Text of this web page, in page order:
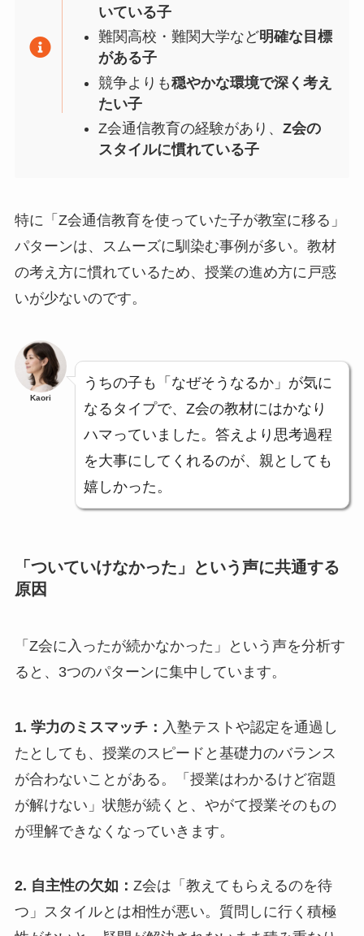
いている子
難関高校・難関大学など明確な目標
がある子
競争よりも穏やかな環境で深く考え
たい子
Z会通信教育の経験があり、 Z会の
スタイルに慣れている子
特に「Z会通信教育を使っていた子が教室に移る」
パターンは、スムーズに馴染む事例が多い。教材
の考え方に慣れているため、授業の進め方に戸惑
いが少ないのです。
Kaori
うちの子も「なぜそうなるか」が気に
なるタイプで、Z会の教材にはかなり
ハマっていました。答えより思考過程
を大事にしてくれるのが、親としても
嬉しかった。
「ついていけなかった」という声に共通する
原因
「Z会に入ったが続かなかった」という声を分析す
ると、3つのパターンに集中しています。
1. 学力のミスマッチ： 入塾テストや認定を通過し
たとしても、授業のスピードと基礎力のバランス
が合わないことがある。「授業はわかるけど宿題
が解けない」状態が続くと、やがて授業そのもの
が理解できなくなっていきます。
2. 自主性の欠如： Z会は「教えてもらえるのを待
つ」スタイルとは相性が悪い。質問しに行く積極